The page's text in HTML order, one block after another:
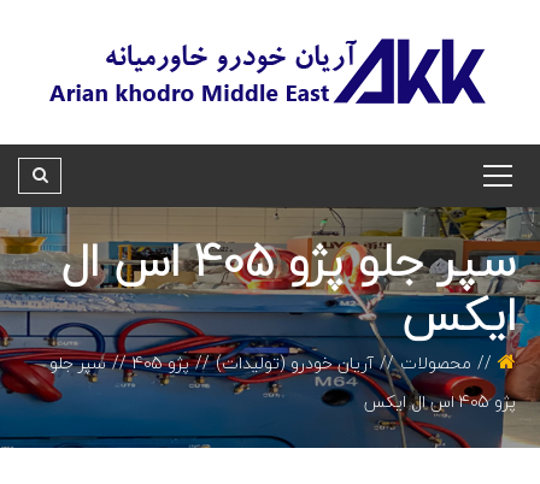
سپر جلو پژو 405 اس ال
ایکس
محصولات آریان خودرو (تولیدات) پژو 405
سپر جلو
پژو 405 اس ال ایکس